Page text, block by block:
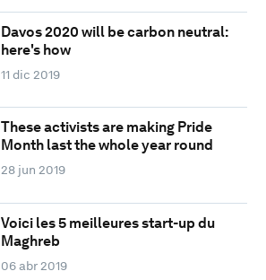
Davos 2020 will be carbon neutral:
here's how
11 dic 2019
These activists are making Pride
Month last the whole year round
28 jun 2019
Voici les 5 meilleures start-up du
Maghreb
06 abr 2019